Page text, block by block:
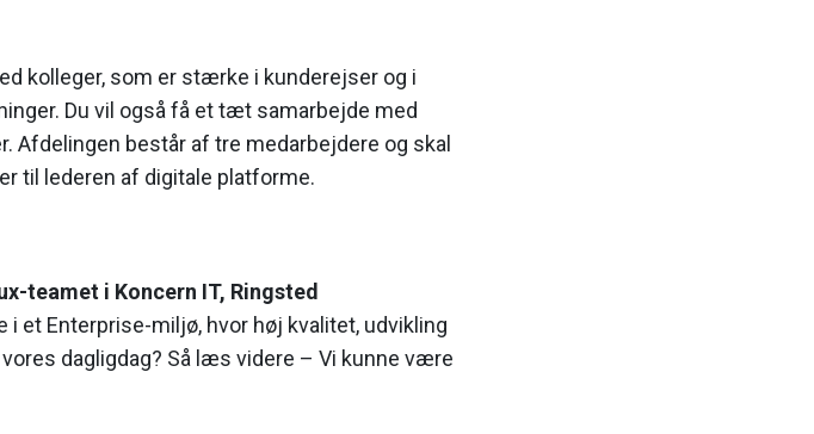
kolleger, som er stærke i kunderejser og i
Du vil også få et tæt samarbejde med
Afdelingen består af tre medarbejdere og skal
til lederen af digitale platforme.
teamet i Koncern IT, Ringsted
i et Enterprise-miljø, hvor høj kvalitet, udvikling
dagligdag? Så læs videre – Vi kunne være